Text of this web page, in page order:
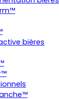
bières